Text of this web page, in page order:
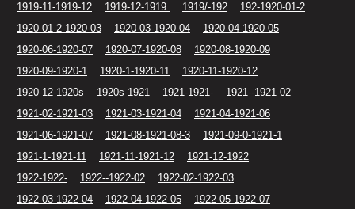
1919-11-1919-12
1919-12-1919. 1919/-192
192-1920-01-2
1920-01-2-1920-03
1920-03-1920-04
1920-04-1920-05
1920-06-1920-07
1920-07-1920-08
1920-08-1920-09
1920-09-1920-1
1920-1-1920-11
1920-11-1920-12
1920-12-1920s
1920s-1921 1921-1921-
1921--1921-02
1921-02-1921-03
1921-03-1921-04
1921-04-1921-06
1921-06-1921-07
1921-08-1921-08-3
1921-09-0-1921-1
1921-1-1921-11
1921-11-1921-12
1921-12-1922
1922-1922-
1922--1922-02
1922-02-1922-03
1922-03-1922-04
1922-04-1922-05
1922-05-1922-07